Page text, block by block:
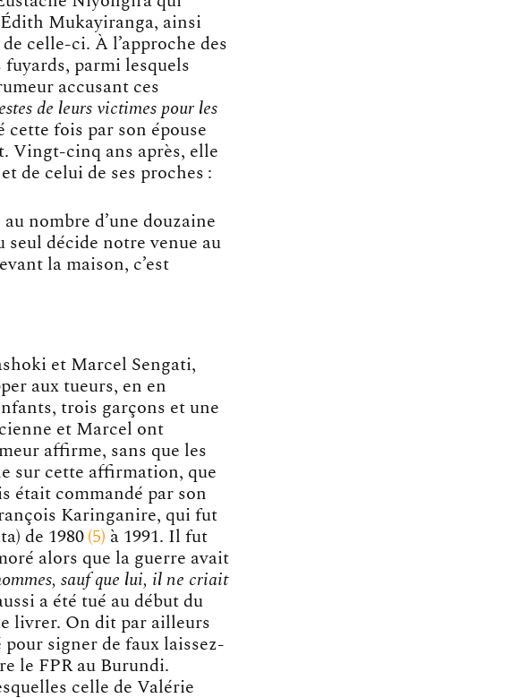
Mukayiranga, ainsi
celle-ci. À l’approche des
parmi lesquels
accusant ces
de leurs victimes pour les
cette fois par son épouse
Vingt-cinq ans après, elle
de celui de ses proches :
nombre d’une douzaine
décide notre venue au
la maison, c’est
et Marcel Sengati,
aux tueurs, en en
trois garçons et une
et Marcel ont
affirme, sans que les
sur cette affirmation, que
était commandé par son
Karinganire, qui fut
de 1980 5 à 1991. Il fut
alors que la guerre avait
sauf que lui, il ne criait
a été tué au début du
livrer. On dit par ailleurs
pour signer de faux laissez-
le FPR au Burundi.
celle de Valérie